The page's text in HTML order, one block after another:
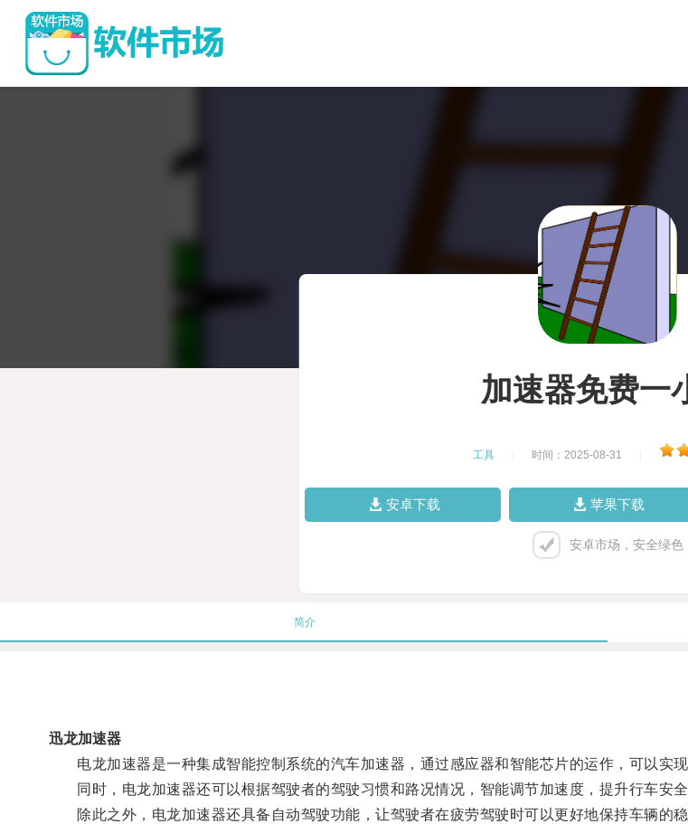
加速器免费一
工具 时间：2025-08-31
安卓下载 苹果下载
安卓市场，安全绿色
简介
迅龙加速器
电龙加速器是一种集成智能控制系统的汽车加速器，通过感应器和智能芯片的运作，可以实现
同时，电龙加速器还可以根据驾驶者的驾驶习惯和路况情况，智能调节加速度，提升行车安全
除此之外，电龙加速器还具备自动驾驶功能，让驾驶者在疲劳驾驶时可以更好地保持车辆的稳